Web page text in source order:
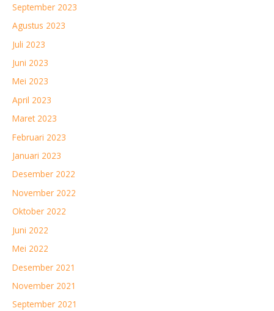
September 2023
Agustus 2023
Juli 2023
Juni 2023
Mei 2023
April 2023
Maret 2023
Februari 2023
Januari 2023
Desember 2022
November 2022
Oktober 2022
Juni 2022
Mei 2022
Desember 2021
November 2021
September 2021